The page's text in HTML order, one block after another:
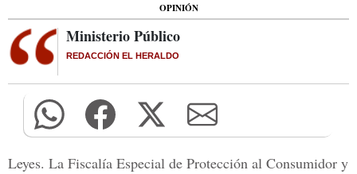
OPINIÓN
Ministerio Público
REDACCIÓN EL HERALDO
Leyes. La Fiscalía Especial de Protección al Consumidor y